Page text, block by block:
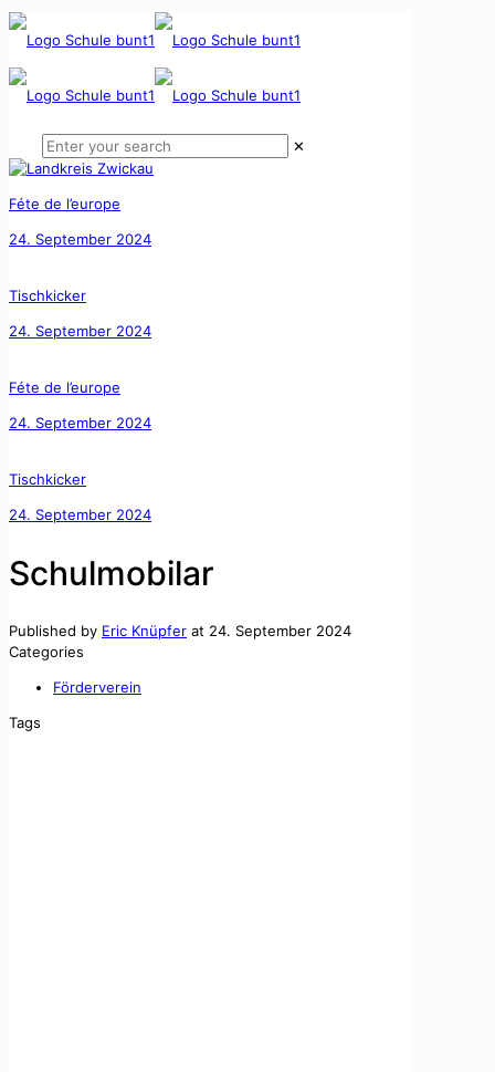
✕
Féte de l’europe
24. September 2024
Tischkicker
24. September 2024
Féte de l’europe
24. September 2024
Tischkicker
24. September 2024
Schulmobilar
Published by Eric Knüpfer at 24. September 2024
Categories
Förderverein
Tags